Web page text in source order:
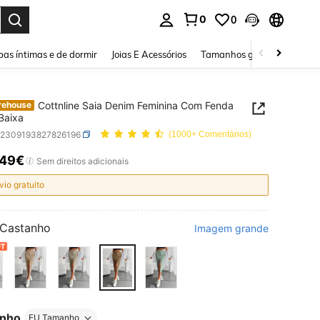
0 0
íntimas e de dormir Joias E Acessórios Tamanhos grandes
Cottnline Saia Denim Feminina Com Fenda
(1000+ Comentários)
AND AVAILABILITY
Sem direitos adicionais
gratuito
Castanho Imagem grande
EU Tamanho